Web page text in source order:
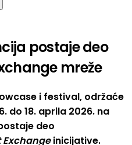
postaje deo
mreže
i festival, održaće
do 18. aprila 2026. na
deo
Exchangeinicijative.